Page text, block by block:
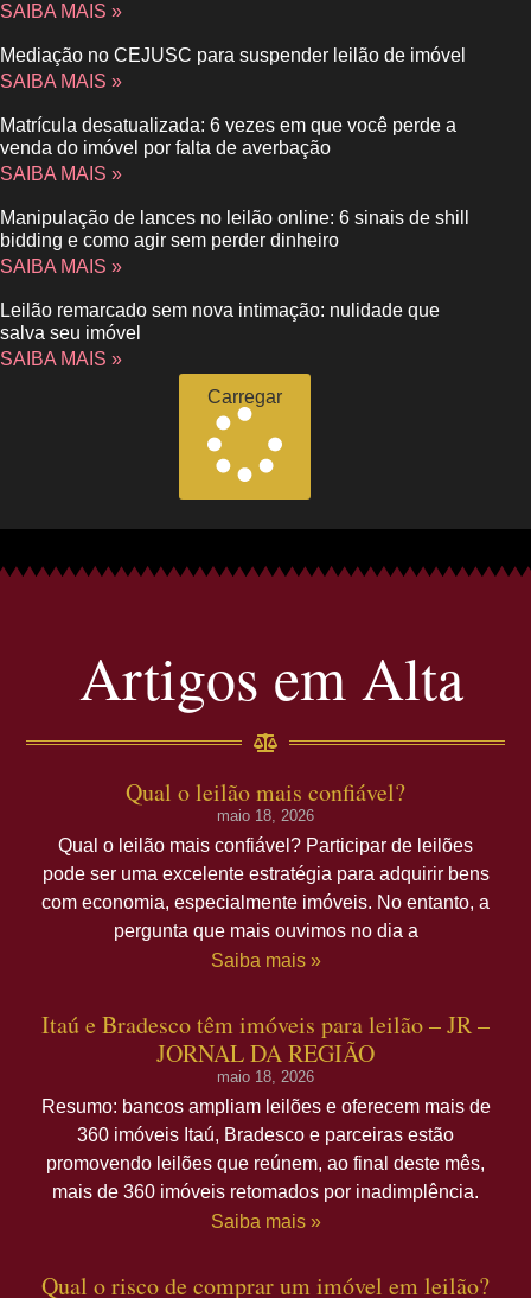
SAIBA MAIS »
Mediação no CEJUSC para suspender leilão de imóvel
SAIBA MAIS »
Matrícula desatualizada: 6 vezes em que você perde a
venda do imóvel por falta de averbação
SAIBA MAIS »
Manipulação de lances no leilão online: 6 sinais de shill
bidding e como agir sem perder dinheiro
SAIBA MAIS »
Leilão remarcado sem nova intimação: nulidade que
salva seu imóvel
SAIBA MAIS »
Carregar
Artigos em Alta
Qual o leilão mais confiável?
maio 18, 2026
Qual o leilão mais confiável? Participar de leilões
pode ser uma excelente estratégia para adquirir bens
com economia, especialmente imóveis. No entanto, a
pergunta que mais ouvimos no dia a
Saiba mais »
Itaú e Bradesco têm imóveis para leilão – JR –
JORNAL DA REGIÃO
maio 18, 2026
Resumo: bancos ampliam leilões e oferecem mais de
360 imóveis Itaú, Bradesco e parceiras estão
promovendo leilões que reúnem, ao final deste mês,
mais de 360 imóveis retomados por inadimplência.
Saiba mais »
Qual o risco de comprar um imóvel em leilão?